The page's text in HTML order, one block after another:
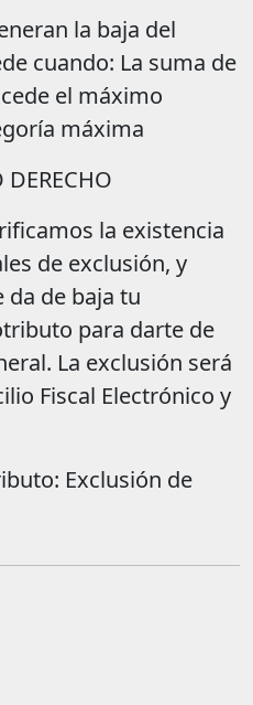
la baja del
cuando: La suma de
el máximo
máxima
DERECHO
la existencia
de exclusión, y
da de baja tu
para darte de
La exclusión será
Fiscal Electrónico y
Exclusión de